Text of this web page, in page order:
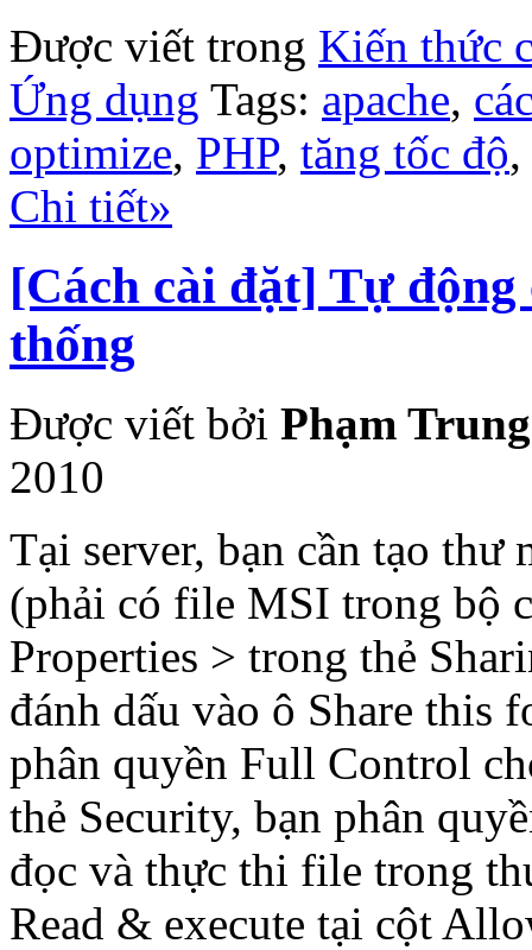
Được viết trong Kiến thức
Ứng dụng Tags: apache,
optimize, PHP, tăng tốc độ,
Chi tiết»
[Cách cài đặt] Tự động
thống
Được viết bởi Phạm
2010
Tại server, bạn cần tạo thư
(phải có file MSI trong bộ
Properties > trong thẻ
đánh dấu vào ô Share this
phân quyền Full Control
thẻ Security, bạn phân
đọc và thực thi file trong
Read & execute tại cột